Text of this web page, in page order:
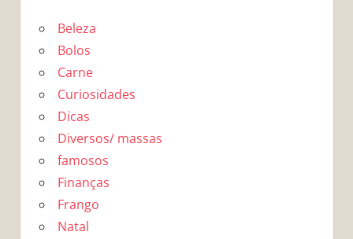
Beleza
Bolos
Carne
Curiosidades
Dicas
Diversos/ massas
famosos
Finanças
Frango
Natal